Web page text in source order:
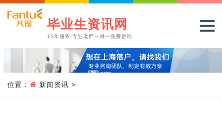
毕业生资讯网
15年服务,专业老师一对一免费咨询
位置： 新闻资讯 >